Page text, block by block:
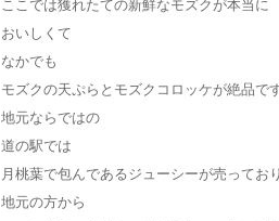
ここでは獲れたての新鮮なモズクが本当に
おいしくて
なかでも
モズクの天ぷらとモズクコロッケが絶品で
地元ならではの
道の駅では
月桃葉で包んであるジューシーが売っており
地元の方から